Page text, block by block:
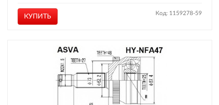
КУПИТЬ Код: 1159278-59